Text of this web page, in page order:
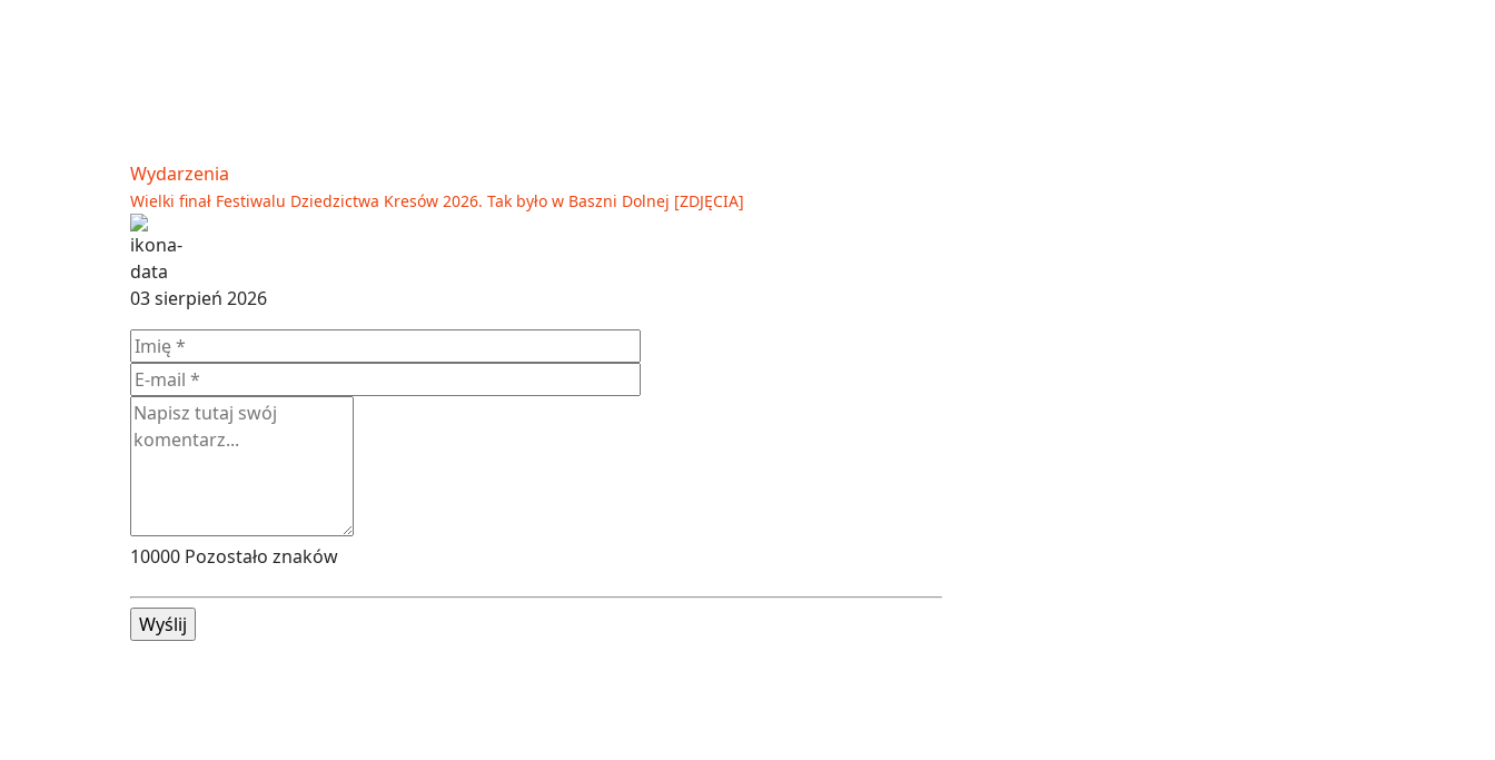
Wydarzenia
Wielki finał Festiwalu Dziedzictwa Kresów 2026. Tak było w Baszni Dolnej [ZDJĘCIA]
03 sierpień 2026
10000 Pozostało znaków
Wyślij